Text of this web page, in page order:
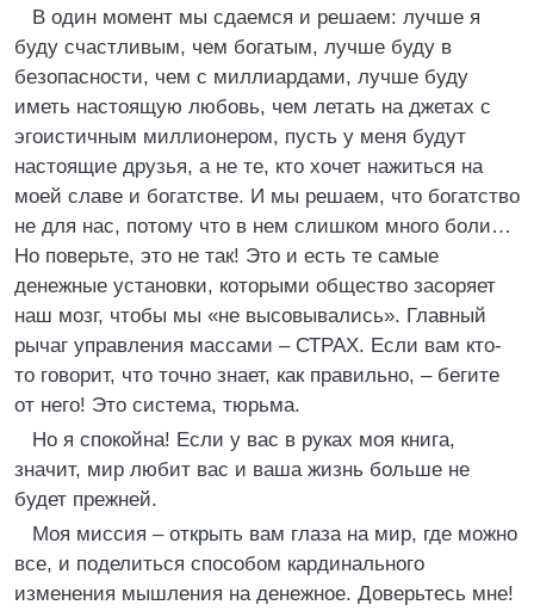
В один момент мы сдаемся и решаем: лучше я
буду счастливым, чем богатым, лучше буду в
безопасности, чем с миллиардами, лучше буду
иметь настоящую любовь, чем летать на джетах с
эгоистичным миллионером, пусть у меня будут
настоящие друзья, а не те, кто хочет нажиться на
моей славе и богатстве. И мы решаем, что богатство
не для нас, потому что в нем слишком много боли…
Но поверьте, это не так! Это и есть те самые
денежные установки, которыми общество засоряет
наш мозг, чтобы мы «не высовывались». Главный
рычаг управления массами – СТРАХ. Если вам кто-
то говорит, что точно знает, как правильно, – бегите
от него! Это система, тюрьма.
Но я спокойна! Если у вас в руках моя книга,
значит, мир любит вас и ваша жизнь больше не
будет прежней.
Моя миссия – открыть вам глаза на мир, где можно
все, и поделиться способом кардинального
изменения мышления на денежное. Доверьтесь мне!